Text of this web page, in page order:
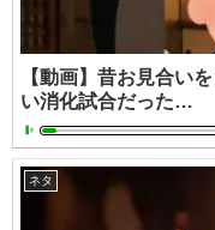
【動画】昔お見合い
い消化試合だった…
ネタ